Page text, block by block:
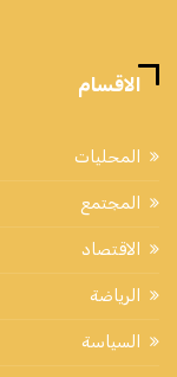
الاقسام
المحليات
المجتمع
الاقتصاد
الرياضة
السياسة